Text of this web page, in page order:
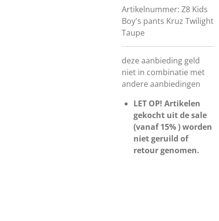
Artikelnummer: Z8 Kids
Boy's pants Kruz Twilight
Taupe
deze aanbieding geld
niet in combinatie met
andere aanbiedingen
LET OP! Artikelen
gekocht uit de sale
(vanaf 15% ) worden
niet geruild of
retour genomen.